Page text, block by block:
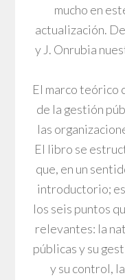
mucho en
actualización.
y J. Onrubia
El marco teórico
de la gestión
las
El libro se
que, en un
introductorio;
los seis puntos
relevantes: la
públicas y su
y su control,